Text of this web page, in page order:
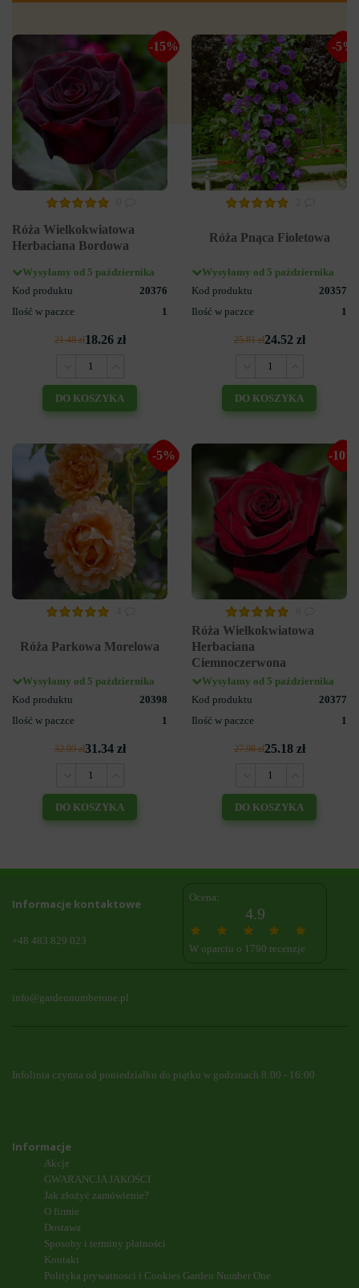
-15%
Róża Wielkokwiatowa
Herbaciana Bordowa
Wysyłamy od 5 października
Kod produktu
20376
Ilość w paczce
1
21.48 zł18.26 zł
DO KOSZYKA
-5%
Róża Pnąca Fioletowa
Wysyłamy od 5 października
Kod produktu
20357
Ilość w paczce
1
25.81 zł24.52 zł
DO KOSZYKA
-5%
Róża Parkowa Morelowa
Wysyłamy od 5 października
Kod produktu
20398
Ilość w paczce
1
32.99 zł31.34 zł
DO KOSZYKA
-10%
Róża Wielkokwiatowa
Herbaciana
Ciemnoczerwona
Wysyłamy od 5 października
Kod produktu
20377
Ilość w paczce
1
27.98 zł25.18 zł
DO KOSZYKA
Informacje kontaktowe
+48 483 829 023
Ocena:
4.9
W oparciu o 1790 recenzje
info@gardennumberone.pl
Infolinia czynna od poniedziałku do piątku w godzinach 8:00 - 16:00
Informacje
Akcje
GWARANCJA JAKOŚCI
Jak złożyć zamówienie?
O firmie
Dostawa
Sposoby i terminy płatności
Kontakt
Polityka prywatnosci i Cookies Garden Number One